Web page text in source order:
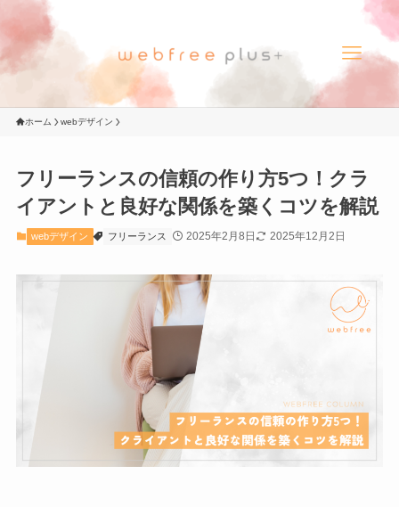
ホーム webデザイン
フリーランスの信頼の作り方5つ！クラ
イアントと良好な関係を築くコツを解説
webデザイン フリーランス 2025年2月8日 2025年12月2日